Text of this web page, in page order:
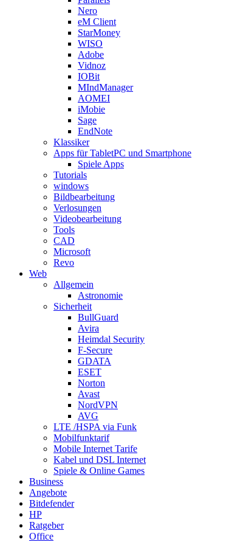
Nero
eM Client
StarMoney
WISO
Adobe
Vidnoz
IOBit
MIndManager
AOMEI
iMobie
Sage
EndNote
Klassiker
Apps für TabletPC und Smartphone
Spiele Apps
Tutorials
windows
Bildbearbeitung
Verlosungen
Videobearbeitung
Tools
CAD
Microsoft
Revo
Web
Allgemein
Astronomie
Sicherheit
BullGuard
Avira
Heimdal Security
F-Secure
GDATA
ESET
Norton
Avast
NordVPN
AVG
LTE /HSPA via Funk
Mobilfunktarif
Mobile Internet Tarife
Kabel und DSL Internet
Spiele & Online Games
Business
Angebote
Bitdefender
HP
Ratgeber
Office